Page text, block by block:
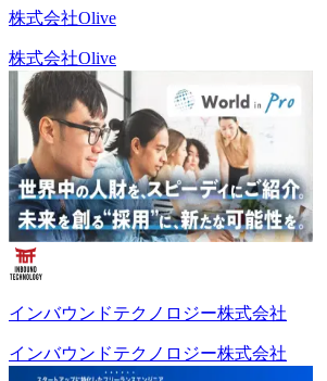
株式会社Olive
株式会社Olive
インバウンドテクノロジー株式会社
インバウンドテクノロジー株式会社